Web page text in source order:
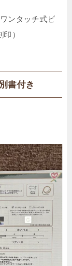
ンタッチ式ビ
）
書付き